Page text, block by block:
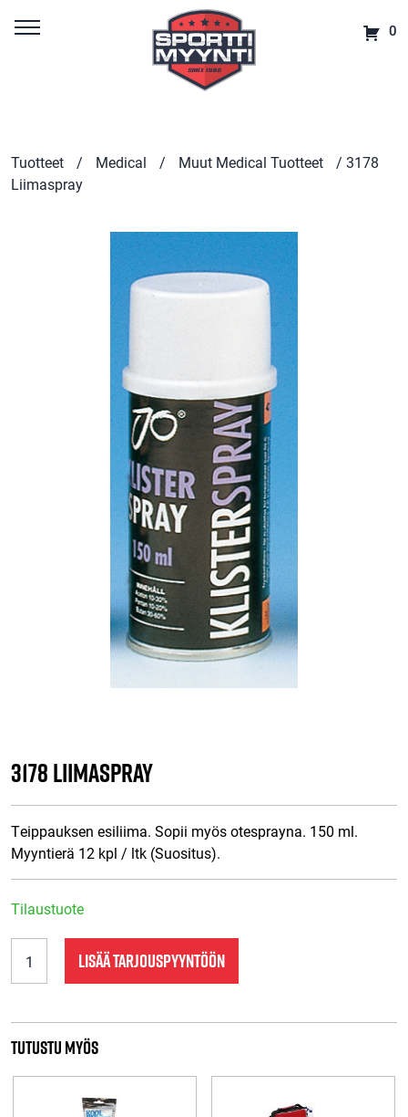
0
Tuotteet / Medical / Muut Medical Tuotteet
/ 3178
Liimaspray
3178 Liimaspray
Teippauksen esiliima. Sopii myös otesprayna. 150 ml.
Myyntierä 12 kpl / ltk (Suositus).
Tilaustuote
Liimaspray
määrä
LISÄÄ TARJOUSPYYNTÖÖN
Tutustu myös